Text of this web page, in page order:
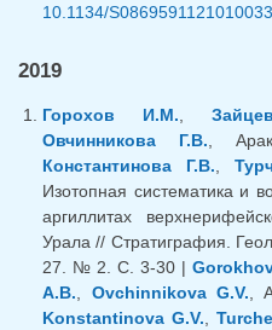
10.1134/
2019
Горохов И.М.,
Овчинникова Г.В.,
Константинова Г.В.,
Изотопная систематика и
аргиллитах
Урала // Стратиграфия.
27. № 2. С. 3-30 |
A.B., Ovchinnikova G.V.,
Konstantinova G.V.,